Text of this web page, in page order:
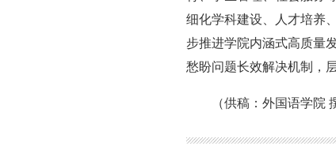
细化学科建设、人才培养
步推进学院内涵式高质量
愁盼问题长效解决机制，
（供稿：外国语学院